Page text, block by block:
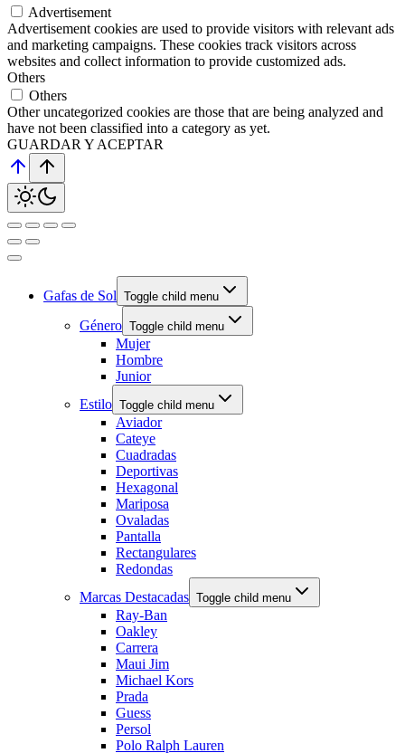
Advertisement
Advertisement cookies are used to provide visitors with relevant ads
and marketing campaigns. These cookies track visitors across
websites and collect information to provide customized ads.
Others
Others
Other uncategorized cookies are those that are being analyzed and
have not been classified into a category as yet.
GUARDAR Y ACEPTAR
Gafas de Sol Toggle child menu
Género Toggle child menu
Mujer
Hombre
Junior
Estilo Toggle child menu
Aviador
Cateye
Cuadradas
Deportivas
Hexagonal
Mariposa
Ovaladas
Pantalla
Rectangulares
Redondas
Marcas Destacadas Toggle child menu
Ray-Ban
Oakley
Carrera
Maui Jim
Michael Kors
Prada
Guess
Persol
Polo Ralph Lauren